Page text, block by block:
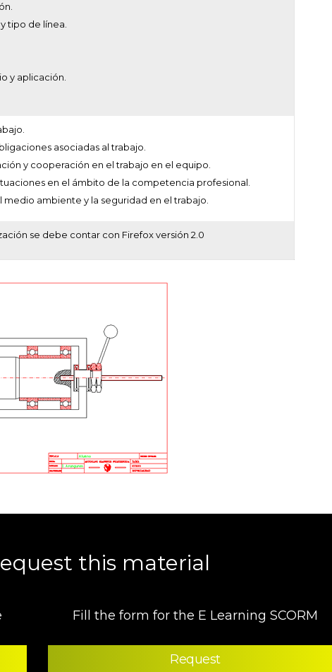
tipo de línea.
y aplicación.
asociadas al trabajo.
y cooperación en el trabajo en el equipo.
en el ámbito de la competencia profesional.
medio ambiente y la seguridad en el trabajo.
se debe contar con Firefox versión 2.0
this material
Fill the form for the E Learning SCORM
Request